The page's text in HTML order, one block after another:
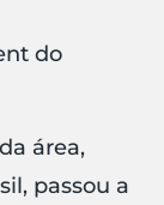
do
área,
passou a